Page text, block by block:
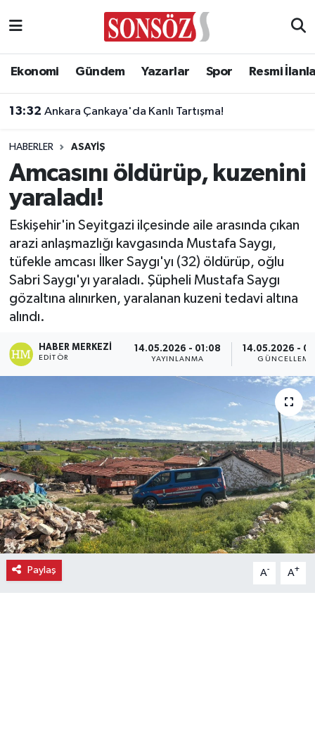
Ekonomi Gündem Yazarlar Spor Resmi
13:32 Ankara Çankaya'da Kanlı Tartışma!
HABERLER ASAYIŞ
Amcasını öldürüp, kuzenini
yaraladı!
Eskişehir'in Seyitgazi ilçesinde aile arasında çıkan
arazi anlaşmazlığı kavgasında Mustafa Saygı,
tüfekle amcası İlker Saygı'yı (32) öldürüp, oğlu
Sabri Saygı'yı yaraladı. Şüpheli Mustafa Saygı
gözaltına alınırken, yaralanan kuzeni tedavi altına
alındı.
HABER MERKEZI
EDITÖR
14.05.2026 - 01:08
YAYINLANMA
14.05.2026 -
GÜNCELLEME
Paylaş A- A+
Asayiş
Çevre
Diğer
Dünya
Eğitim
Ekonomi
Eleman
Gündem
Gurme
Haber
İlçe Haberleri
Ankara Nöbetçi Eczaneler
Ankara Trafik Yoğunluk Haritası
Süper Lig Puan Durumu ve Fikstür
Tüm Manşetler
Son Dakika Haberleri
Haber Arşivi